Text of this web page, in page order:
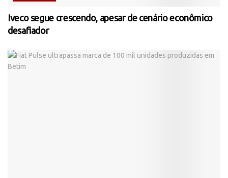
Iveco segue crescendo, apesar de cenário econômico
desafiador